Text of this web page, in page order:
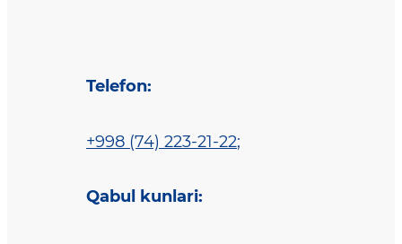
Telefon:
+998 (74) 223-21-22;
Qabul kunlari: